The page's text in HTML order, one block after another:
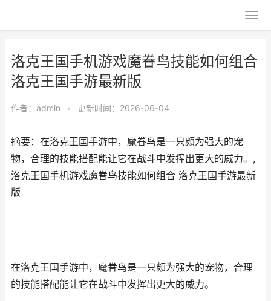
洛克王国手机游戏魔眷鸟技能如何组合
洛克王国手游最新版
作者： admin • 更新时间：2026-06-04
摘要：在洛克王国手游中，魔眷鸟是一只颇为强大的宠
物，合理的技能搭配能让它在战斗中发挥出更大的威力。,
洛克王国手机游戏魔眷鸟技能如何组合 洛克王国手游最新
版
在洛克王国手游中，魔眷鸟是一只颇为强大的宠物，合理
的技能搭配能让它在战斗中发挥出更大的威力。